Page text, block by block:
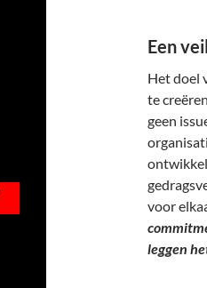
Een
Het doel
te
geen
voor
leggen